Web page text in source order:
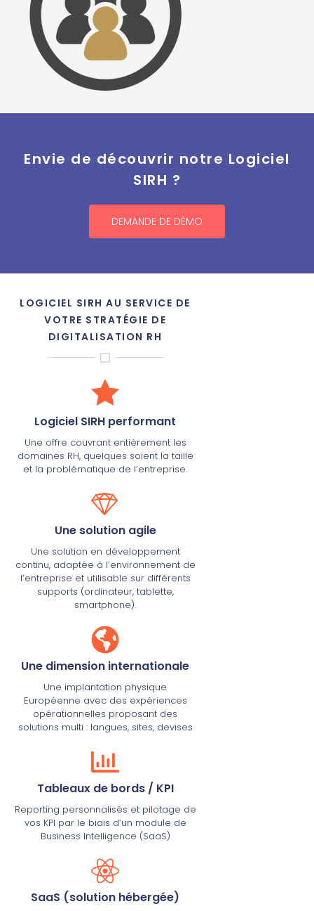
Envie de découvrir notre Logiciel
SIRH ?
DEMANDE DE DÉMO
LOGICIEL SIRH AU SERVICE DE
VOTRE STRATÉGIE DE
DIGITALISATION RH
Logiciel SIRH performant
Une offre couvrant entièrement les
domaines RH, quelques soient la taille
et la problématique de l’entreprise.
Une solution agile
Une solution en développement
continu, adaptée à l’environnement de
l’entreprise et utilisable sur différents
supports (ordinateur, tablette,
smartphone).
Une dimension internationale
Une implantation physique
Européenne avec des expériences
opérationnelles proposant des
solutions multi : langues, sites, devises
Tableaux de bords / KPI
Reporting personnalisés et pilotage de
vos KPI par le biais d’un module de
Business Intelligence (SaaS)
SaaS (solution hébergée)